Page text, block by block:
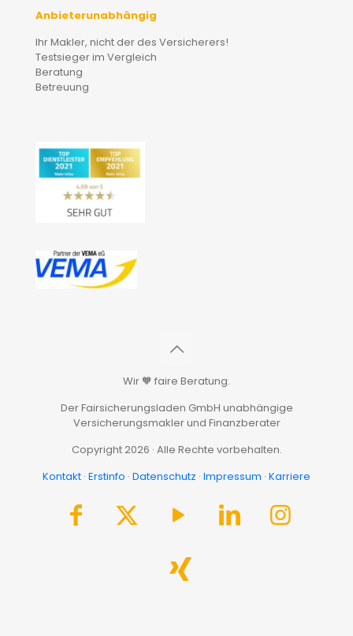
Anbieterunabhängig
Ihr Makler, nicht der des Versicherers!
Testsieger im Vergleich
Beratung
Betreuung
Wir 🧡 faire Beratung.
Der Fairsicherungsladen GmbH unabhängige
Versicherungsmakler und Finanzberater
Copyright 2026 · Alle Rechte vorbehalten.
Kontakt · Erstinfo · Datenschutz · Impressum · Karriere